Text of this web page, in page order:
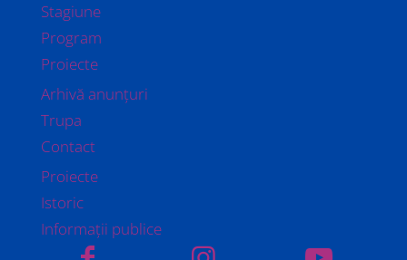
Stagiune
Program
Proiecte
Arhivă anunțuri
Trupa
Contact
Proiecte
Istoric
Informații publice